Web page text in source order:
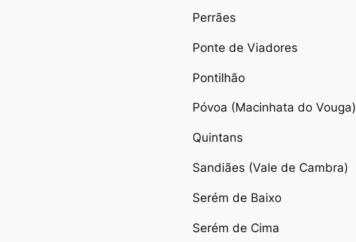
Perrães
Ponte de Viadores
Pontilhão
Póvoa (Macinhata do Vouga)
Quintans
Sandiães (Vale de Cambra)
Serém de Baixo
Serém de Cima